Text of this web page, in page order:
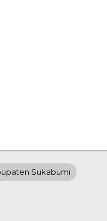
Sukabumi